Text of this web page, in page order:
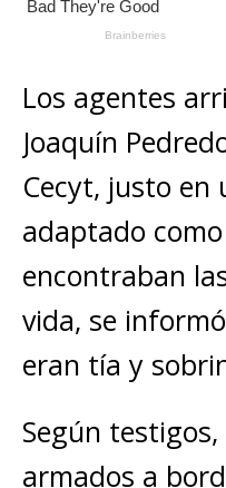
Los agentes
Joaquín
Cecyt, justo en
adaptado
encontraban
vida, se
eran tía y
Según
armados a